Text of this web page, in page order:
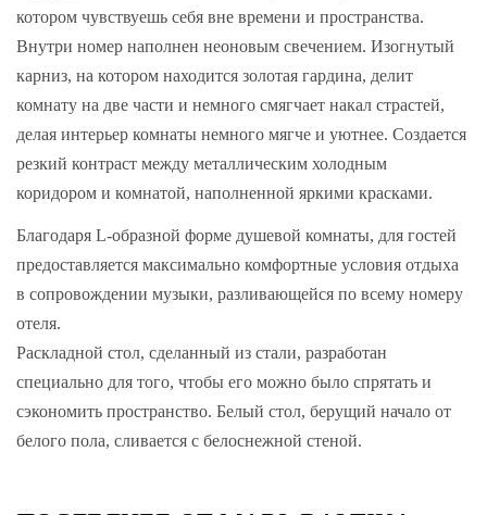
котором чувствуешь себя вне времени и пространства.
Внутри номер наполнен неоновым свечением. Изогнутый
карниз, на котором находится золотая гардина, делит
комнату на две части и немного смягчает накал страстей,
делая интерьер комнаты немного мягче и уютнее. Создается
резкий контраст между металлическим холодным
коридором и комнатой, наполненной яркими красками.
Благодаря L-образной форме душевой комнаты, для гостей
предоставляется максимально комфортные условия отдыха
в сопровождении музыки, разливающейся по всему номеру
отеля.
Раскладной стол, сделанный из стали, разработан
специально для того, чтобы его можно было спрятать и
сэкономить пространство. Белый стол, берущий начало от
белого пола, сливается с белоснежной стеной.